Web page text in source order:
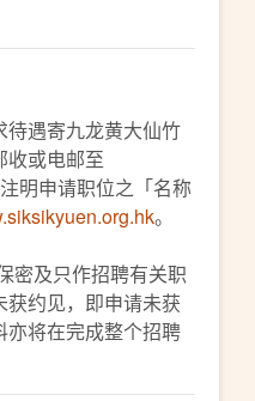
待遇寄九龙黄大仙竹
收或电邮至
明申请职位之「名称
。
密及只作招聘有关职
约见，即申请未获
将在完成整个招聘